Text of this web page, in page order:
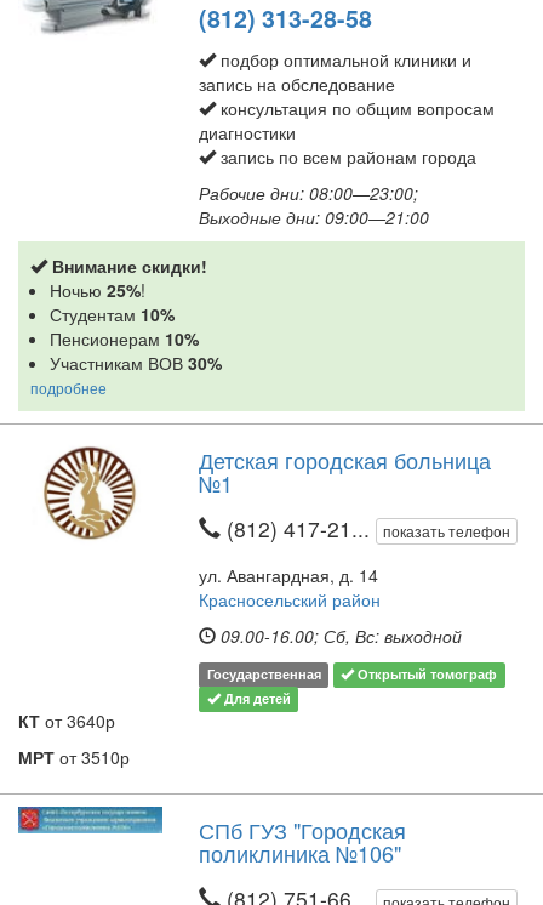
(812) 313-28-58
подбор оптимальной клиники и
запись на обследование
консультация по общим вопросам
диагностики
запись по всем районам города
Рабочие дни: 08:00—23:00;
Выходные дни: 09:00—21:00
Внимание скидки!
Ночью 25%!
Студентам 10%
Пенсионерам 10%
Участникам ВОВ 30%
подробнее
Детская городская больница
№1
(812) 417-21... показать телефон
ул. Авангардная, д. 14
Красносельский район
09.00-16.00; Сб, Вс: выходной
Государственная
Открытый томограф
Для детей
КТ от 3640р
МРТ от 3510р
СПб ГУЗ "Городская
поликлиника №106"
(812) 751-66...